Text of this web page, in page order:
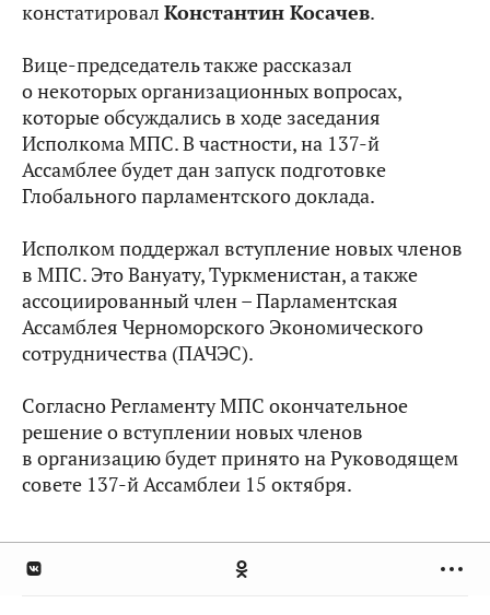
констатировал Константин Косачев.
Вице-председатель также рассказал
о некоторых организационных вопросах,
которые обсуждались в ходе заседания
Исполкома МПС. В частности, на 137-й
Ассамблее будет дан запуск подготовке
Глобального парламентского доклада.
Исполком поддержал вступление новых членов
в МПС. Это Вануату, Туркменистан, а также
ассоциированный член – Парламентская
Ассамблея Черноморского Экономического
сотрудничества (ПАЧЭС).
Согласно Регламенту МПС окончательное
решение о вступлении новых членов
в организацию будет принято на Руководящем
совете 137-й Ассамблеи 15 октября.